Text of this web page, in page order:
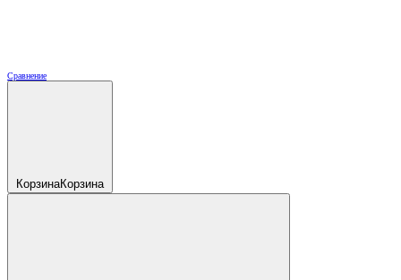
Сравнение
КорзинаКорзина